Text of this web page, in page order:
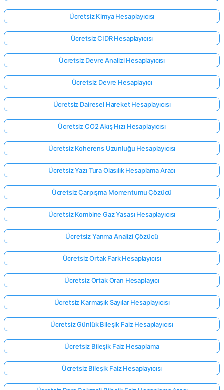
Ücretsiz Kimya Hesaplayıcısı
Ücretsiz CIDR Hesaplayıcısı
Ücretsiz Devre Analizi Hesaplayıcısı
Ücretsiz Devre Hesaplayıcı
Ücretsiz Dairesel Hareket Hesaplayıcısı
Ücretsiz CO2 Akış Hızı Hesaplayıcısı
Ücretsiz Koherens Uzunluğu Hesaplayıcısı
Ücretsiz Yazı Tura Olasılık Hesaplama Aracı
Ücretsiz Çarpışma Momentumu Çözücü
Ücretsiz Kombine Gaz Yasası Hesaplayıcısı
Ücretsiz Yanma Analizi Çözücü
Ücretsiz Ortak Fark Hesaplayıcısı
Ücretsiz Ortak Oran Hesaplayıcı
Ücretsiz Karmaşık Sayılar Hesaplayıcısı
Ücretsiz Günlük Bileşik Faiz Hesaplayıcısı
Ücretsiz Bileşik Faiz Hesaplama
Ücretsiz Bileşik Faiz Hesaplayıcısı